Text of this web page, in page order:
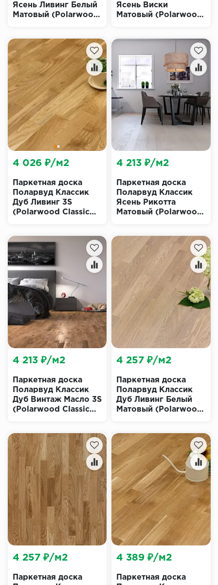
Ясень Ливинг Белый
Матовый (Polarwood
Ясень Виски
Матовый (Polarwood
Паркетная доска
Поларвуд Классик
Дуб Ливинг 3S
(Polarwood Classic
4 026 ₽/м2
Паркетная доска
Поларвуд Классик
Ясень Рикотта
Матовый (Polarwood
4 213 ₽/м2
Паркетная доска
Поларвуд Классик
Дуб Винтаж Масло 3S
(Polarwood Classic
4 213 ₽/м2
Паркетная доска
Поларвуд Классик
Дуб Ливинг Белый
Матовый (Polarwood
4 257 ₽/м2
Паркетная доска
4 257 ₽/м2
Паркетная доска
4 389 ₽/м2